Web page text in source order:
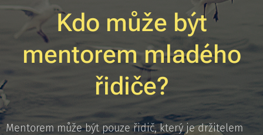
Kdo může být
mentorem mladého
řidiče?
Mentorem může být pouze řidič, který je držitelem